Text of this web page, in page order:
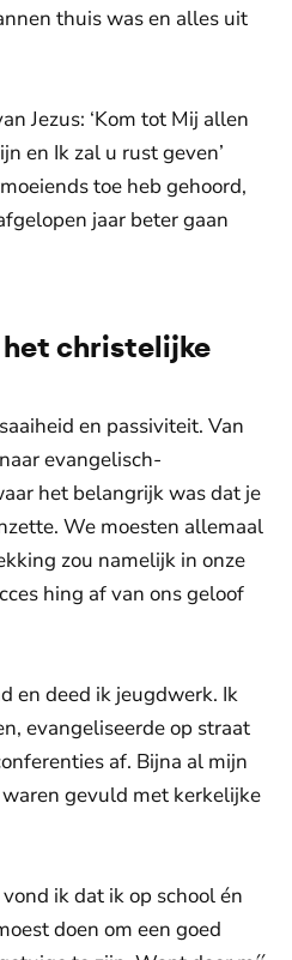
thuis was en alles uit
Jezus: ‘Kom tot Mij allen
en Ik zal u rust geven’
toe heb gehoord,
jaar beter gaan
het christelijke
en passiviteit. Van
evangelisch-
het belangrijk was dat je
We moesten allemaal
zou namelijk in onze
hing af van ons geloof
en deed ik jeugdwerk. Ik
evangeliseerde op straat
af. Bijna al mijn
gevuld met kerkelijke
ik dat ik op school én
doen om een goed